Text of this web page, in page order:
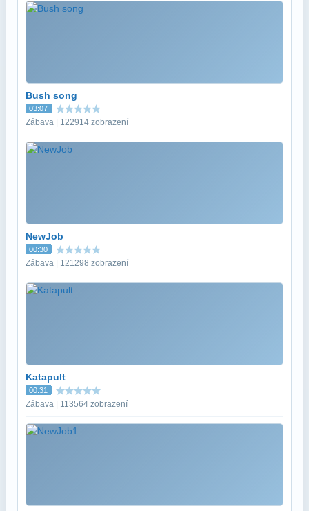
Bush song
03:07
Zábava | 122914 zobrazení
NewJob
00:30
Zábava | 121298 zobrazení
Katapult
00:31
Zábava | 113564 zobrazení